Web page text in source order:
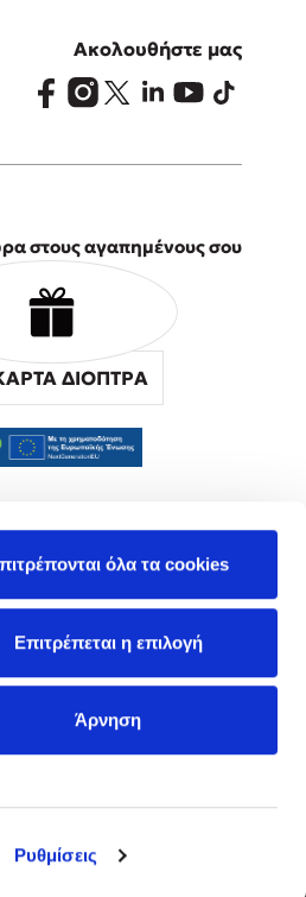
Ρυθμίσεις
όλα τα cookies
Επιτρέπεται η επιλογή
Άρνηση
Ακολουθήστε μας
στους αγαπημένους σου
ΔΙΟΠΤΡΑ